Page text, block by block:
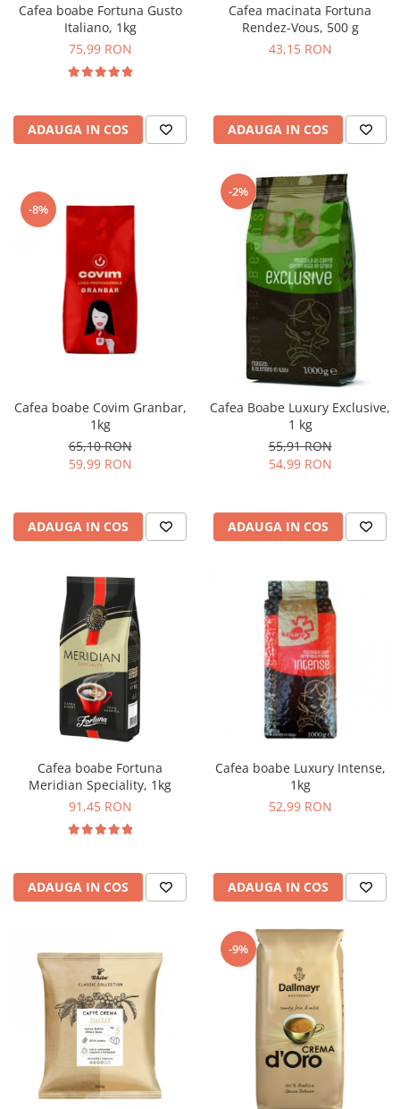
Cafea boabe Fortuna Gusto
Italiano, 1kg
75,99 RON
ADAUGA IN COS
Cafea macinata Fortuna
Rendez-Vous, 500 g
43,15 RON
ADAUGA IN COS
-8%
Cafea boabe Covim Granbar,
1kg
65,10 RON
59,99 RON
ADAUGA IN COS
-2%
Cafea Boabe Luxury Exclusive,
1 kg
55,91 RON
54,99 RON
ADAUGA IN COS
Cafea boabe Fortuna
Meridian Speciality, 1kg
91,45 RON
ADAUGA IN COS
Cafea boabe Luxury Intense,
1kg
52,99 RON
ADAUGA IN COS
-9%